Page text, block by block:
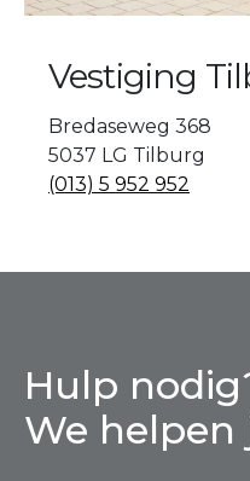
Vestiging
Bredaseweg 368
5037 LG Tilburg
(013) 5 952 952
Hulp
We helpen